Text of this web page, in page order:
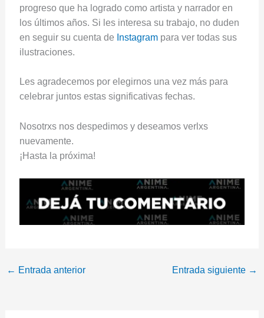
progreso que ha logrado como artista y narrador en
los últimos años. Si les interesa su trabajo, no duden
en seguir su cuenta de Instagrampara ver todas sus
ilustraciones.
Les agradecemos por elegirnos una vez más para
celebrar juntos estas significativas fechas.
Nosotrxs nos despedimos y deseamos verlxs
nuevamente.
¡Hasta la próxima!
← Entrada anterior Entrada siguiente →